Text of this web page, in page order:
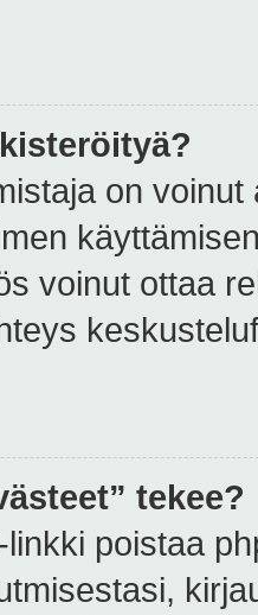
on
voinut ottaa
tekee?
poistaa